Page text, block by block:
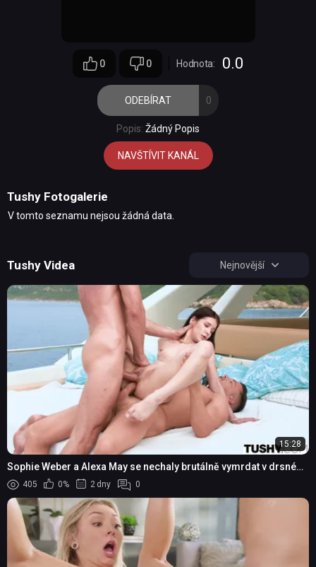
0 0 Hodnota: 0.0
ODEBÍRAT 0
Popis: Žádný Popis
NAVŠTÍVIT KANÁL
Tushy Fotogalerie
V tomto seznamu nejsou žádná data.
Tushy Videa Nejnovější
15:28
Sophie Weber a Alexa May se nechaly brutálně vymrdat v drsném
DP trojce
405 0% 2 dny 0